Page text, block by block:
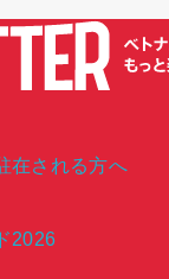
在される方へ
2026